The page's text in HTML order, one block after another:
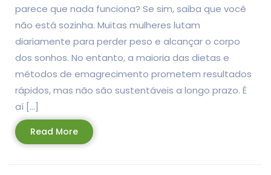
parece que nada funciona? Se sim, saiba que você
não está sozinha. Muitas mulheres lutam
diariamente para perder peso e alcançar o corpo
dos sonhos. No entanto, a maioria das dietas e
métodos de emagrecimento prometem resultados
rápidos, mas não são sustentáveis a longo prazo. É
aí […]
Read MoreRead
More